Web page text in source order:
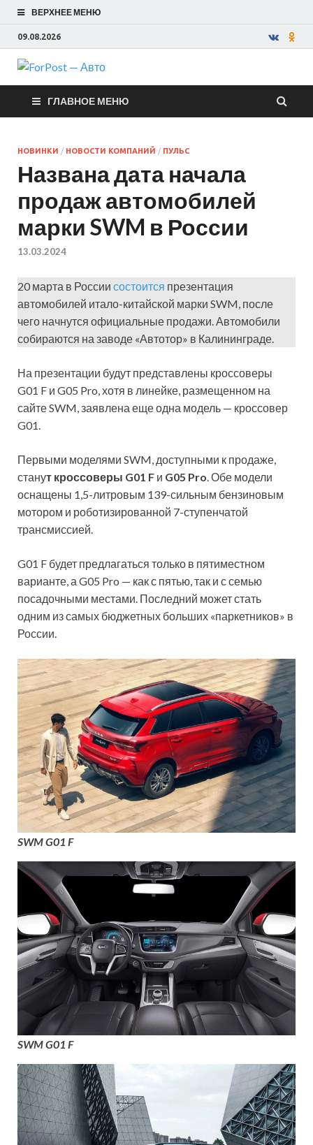
ВЕРХНЕЕ МЕНЮ
09.08.2026
ForPost —
Авто
ГЛАВНОЕ МЕНЮ
НОВИНКИ / НОВОСТИ КОМПАНИЙ / ПУЛЬС
Названа дата начала
продаж автомобилей
марки SWM в России
13.03.2024
20 марта в России состоится презентация
автомобилей итало-китайской марки SWM, после
чего начнутся официальные продажи. Автомобили
собираются на заводе «Автотор» в Калининграде.
На презентации будут представлены кроссоверы
G01 F и G05 Pro, хотя в линейке, размещенном на
сайте SWM, заявлена еще одна модель — кроссовер
G01.
Первыми моделями SWM, доступными к продаже,
станут кроссоверы G01 F и G05 Pro. Обе модели
оснащены 1,5-литровым 139-сильным бензиновым
мотором и роботизированной 7-ступенчатой
трансмиссией.
G01 F будет предлагаться только в пятиместном
варианте, а G05 Pro — как с пятью, так и с семью
посадочными местами. Последний может стать
одним из самых бюджетных больших «паркетников» в
России.
SWM G01 F
SWM G01 F